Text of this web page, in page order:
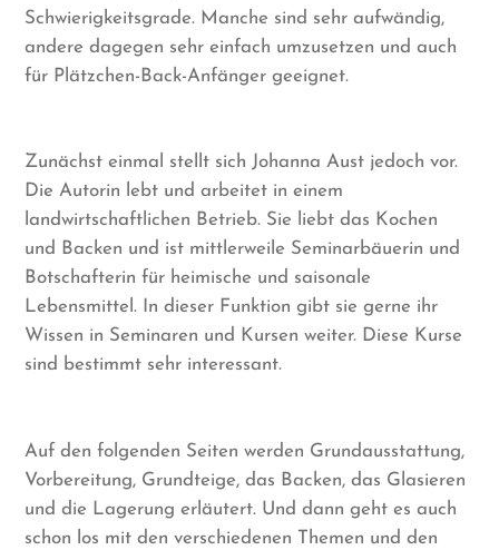
Schwierigkeitsgrade. Manche sind sehr aufwändig,
andere dagegen sehr einfach umzusetzen und auch
für Plätzchen-Back-Anfänger geeignet.
Zunächst einmal stellt sich Johanna Aust jedoch vor.
Die Autorin lebt und arbeitet in einem
landwirtschaftlichen Betrieb. Sie liebt das Kochen
und Backen und ist mittlerweile Seminarbäuerin und
Botschafterin für heimische und saisonale
Lebensmittel. In dieser Funktion gibt sie gerne ihr
Wissen in Seminaren und Kursen weiter. Diese Kurse
sind bestimmt sehr interessant.
Auf den folgenden Seiten werden Grundausstattung,
Vorbereitung, Grundteige, das Backen, das Glasieren
und die Lagerung erläutert. Und dann geht es auch
schon los mit den verschiedenen Themen und den